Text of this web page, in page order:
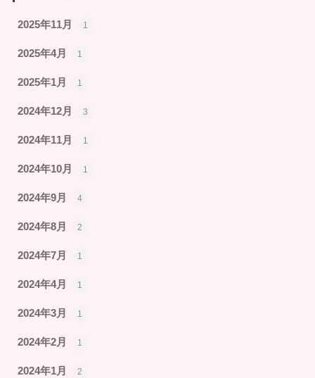
2025年11月 1
2025年4月 1
2025年1月 1
2024年12月 3
2024年11月 1
2024年10月 1
2024年9月 4
2024年8月 2
2024年7月 1
2024年4月 1
2024年3月 1
2024年2月 1
2024年1月 2